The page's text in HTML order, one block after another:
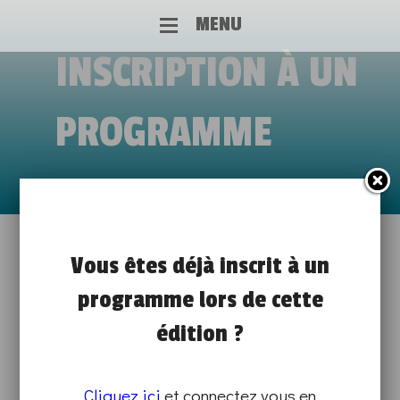
MENU
INSCRIPTION À UN
PROGRAMME
EMBARQUEZ POUR LE PARCOURS
CLIPPER
de 14h00 à 16h00
Vous êtes déjà inscrit à un
programme lors de cette
édition ?
Cliquez ici et connectez vous en